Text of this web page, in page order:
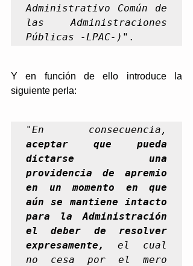
Administrativo Común de
las Administraciones
Públicas -LPAC-) ".
Y en función de ello introduce la
siguiente perla:
"
aceptar que pueda
dictarse una
providencia de apremio
en un momento en que
aún se mantiene intacto
para la Administración
el deber de resolver
expresamente,
el cual
no cesa por el mero